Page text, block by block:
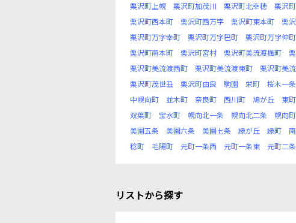
栗沢町上幌
栗沢町加茂川 栗沢町北幸穂 栗沢
栗沢町西本町
栗沢町西万字 栗沢町東本町 栗
栗沢町万字幸町
栗沢町万字巴町 栗沢町万字仲町
栗沢町南本町
栗沢町宮村 栗沢町美流渡楓町
栗沢町美流渡西町
栗沢町美流渡東町 栗沢町美
栗沢町茂世丑
栗沢町由良 駒園 栄町 桜木一条
中幌向町
並木町 奈良町 西川町 鳩が丘 東町
双葉町
宝水町 幌向北一条 幌向北二条 幌向町
美園五条
美園六条 美園七条 緑が丘 緑町
稔町
毛陽町 元町一条西 元町一条東 元町二
リストから探す